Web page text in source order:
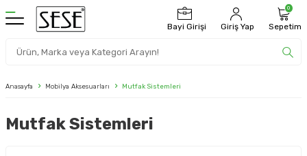
Bayi Girişi Giriş Yap
0
Sepetim
Anasayfa Mobilya Aksesuarları Mutfak Sistemleri
Mutfak Sistemleri